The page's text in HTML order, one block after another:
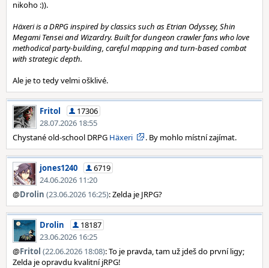
nikoho :)).
Häxeri is a DRPG inspired by classics such as Etrian Odyssey, Shin
Megami Tensei and Wizardry. Built for dungeon crawler fans who love
methodical party-building, careful mapping and turn-based combat
with strategic depth.
Ale je to tedy velmi ošklivé.
Fritol
17306
28.07.2026 18:55
Chystané old-school DRPG Häxeri . By mohlo místní zajímat.
jones1240
6719
24.06.2026 11:20
@Drolin (23.06.2026 16:25): Zelda je JRPG?
Drolin
18187
23.06.2026 16:25
@Fritol (22.06.2026 18:08): To je pravda, tam už jdeš do první ligy;
Zelda je opravdu kvalitní jRPG!